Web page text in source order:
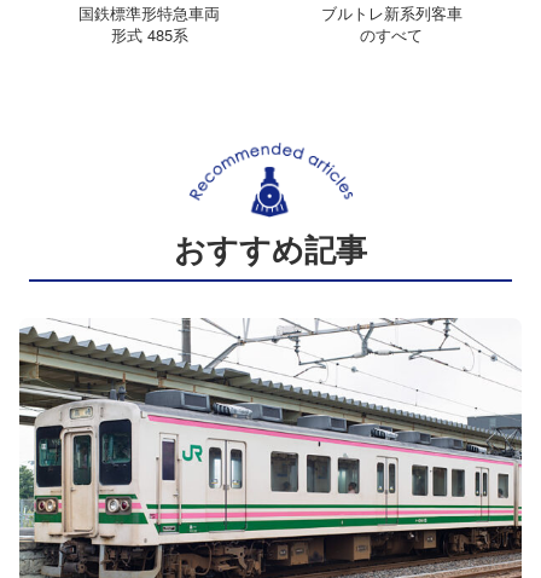
国鉄標準形特急車両
形式 485系
ブルトレ新系列客車
のすべて
おすすめ記事